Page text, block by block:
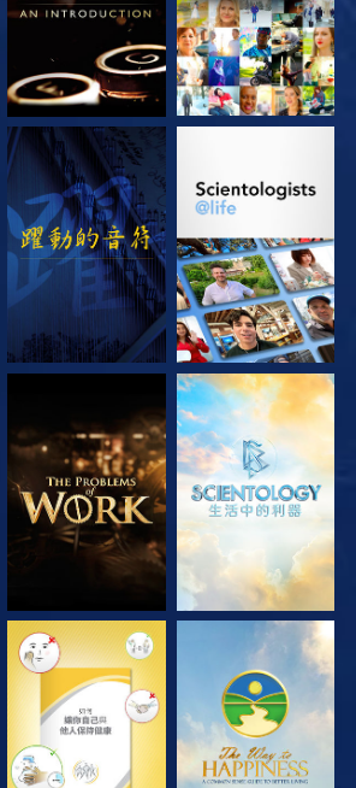
觀看 探索系列節目
探索系列節目 探索系列節目
觀看 觀看